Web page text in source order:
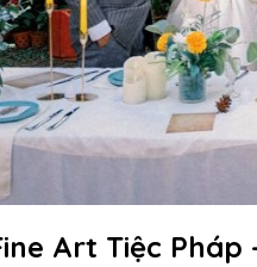
Art Tiệc